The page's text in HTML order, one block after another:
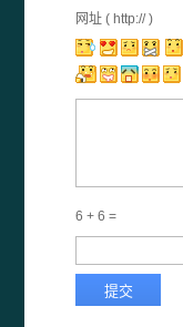
网址 ( http:// )
6 + 6 =